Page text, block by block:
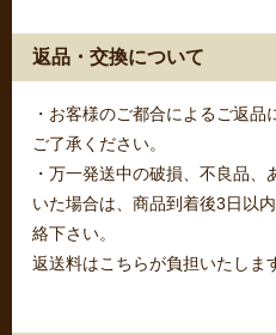
返品・交換について
・お客様のご都合によるご返
ご了承ください。
・万一発送中の破損、不良品
いた場合は、商品到着後3日以
絡下さい。
返送料はこちらが負担いたしま